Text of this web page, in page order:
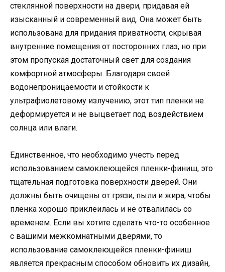
стеклянной поверхности на двери, придавая ей
изысканный и современный вид. Она может быть
использована для придания приватности, скрывая
внутренние помещения от посторонних глаз, но при
этом пропуская достаточный свет для создания
комфортной атмосферы. Благодаря своей
водонепроницаемости и стойкости к
ультрафиолетовому излучению, этот тип пленки не
деформируется и не выцветает под воздействием
солнца или влаги.
Единственное, что необходимо учесть перед
использованием самоклеющейся пленки-финиш, это
тщательная подготовка поверхности дверей. Они
должны быть очищены от грязи, пыли и жира, чтобы
пленка хорошо приклеилась и не отвалилась со
временем. Если вы хотите сделать что-то особенное
с вашими межкомнатными дверями, то
использование самоклеющейся пленки-финиш
является прекрасным способом обновить их дизайн,